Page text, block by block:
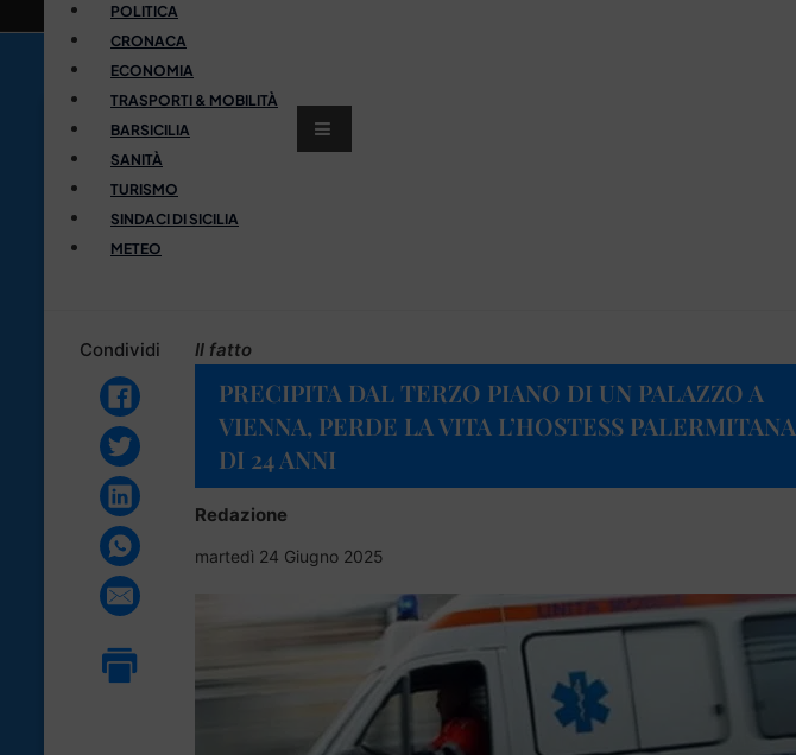
POLITICA
CRONACA
ECONOMIA
TRASPORTI & MOBILITÀ
BARSICILIA
SANITÀ
TURISMO
SINDACI DI SICILIA
METEO
Condividi Il fatto
PRECIPITA DAL TERZO PIANO DI UN PALAZZO A
VIENNA, PERDE LA VITA L’HOSTESS PALERMITANA
DI 24 ANNI
Redazione
martedì 24 Giugno 2025